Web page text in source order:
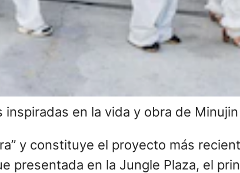
en la vida y obra de
y constituye el proyecto más
presentada en la Jungle Plaza, el